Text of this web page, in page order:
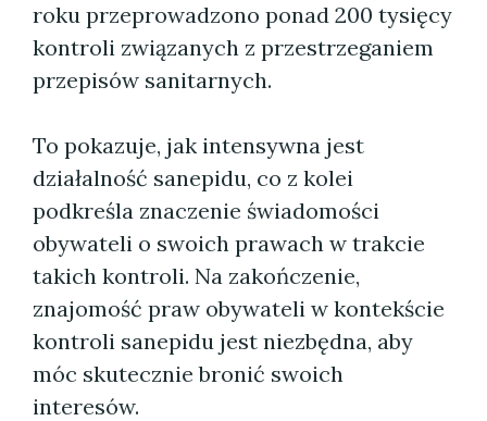
roku przeprowadzono ponad 200 tysięcy
kontroli związanych z przestrzeganiem
przepisów sanitarnych.
To pokazuje, jak intensywna jest
działalność sanepidu, co z kolei
podkreśla znaczenie świadomości
obywateli o swoich prawach w trakcie
takich kontroli. Na zakończenie,
znajomość praw obywateli w kontekście
kontroli sanepidu jest niezbędna, aby
móc skutecznie bronić swoich
interesów.